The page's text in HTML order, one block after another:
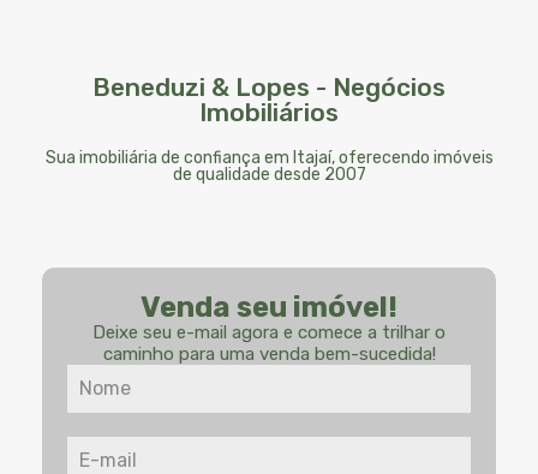
Beneduzi & Lopes - Negócios
Imobiliários
Sua imobiliária de confiança em Itajaí, oferecendo imóveis
de qualidade desde 2007
Venda seu imóvel!
Deixe seu e-mail agora e comece a trilhar o
caminho para uma venda bem-sucedida!